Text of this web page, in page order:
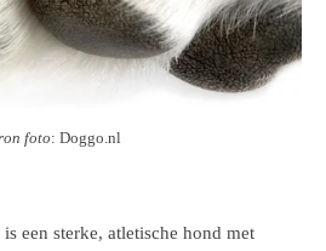
foto: Doggo.nl
een sterke, atletische hond met